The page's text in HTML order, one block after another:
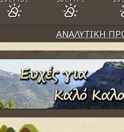
ΑΝΑΛΥΤΙΚΗ